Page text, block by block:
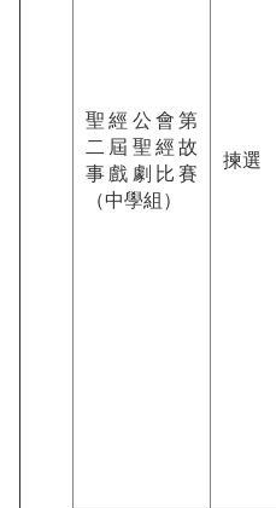
聖經公會第
二屆聖經故
事戲劇比賽
（中學組）
揀選